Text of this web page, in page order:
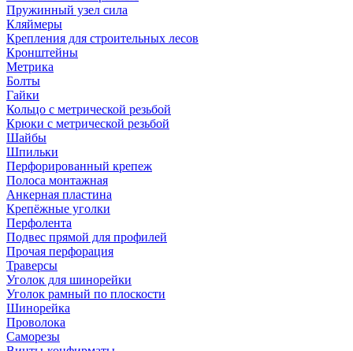
Пружинный узел сила
Кляймеры
Крепления для строительных лесов
Кронштейны
Метрика
Болты
Гайки
Кольцо с метрической резьбой
Крюки с метрической резьбой
Шайбы
Шпильки
Перфорированный крепеж
Полоса монтажная
Анкерная пластина
Крепёжные уголки
Перфолента
Подвес прямой для профилей
Прочая перфорация
Траверсы
Уголок для шинорейки
Уголок рамный по плоскости
Шинорейка
Проволока
Саморезы